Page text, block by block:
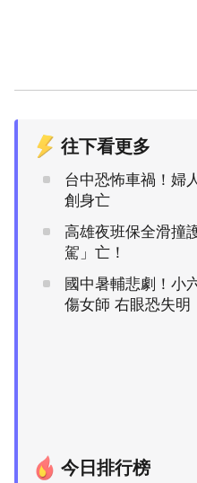
往下看更多
台中恐怖車禍！婦
創身亡
高雄夜班保全滑撞
駕」亡！
國中暑輔悲劇！小
傷女師 右眼恐失明
今日排行榜